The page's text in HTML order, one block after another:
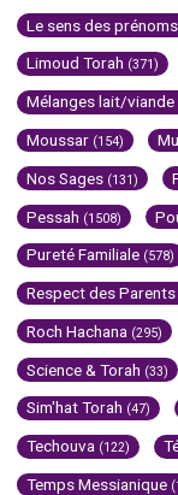
Le sens des
Limoud Torah (371)
Mélanges lait/viande
Moussar (154)
Nos Sages (131)
Pessah (1508)
Pureté Familiale (578)
Respect des Parents
Roch Hachana (295)
Science & Torah (33)
Sim'hat Torah (47)
Techouva (122)
Temps Messianique